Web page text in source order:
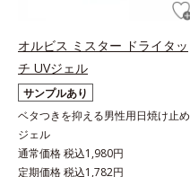
オルビス ミスター ドライタッ
チ UVジェル
サンプルあり
ベタつきを抑える男性用日焼け止め
ジェル
通常価格 税込1,980円
定期価格 税込1,782円